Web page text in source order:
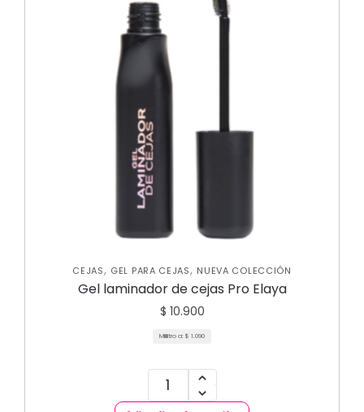
CEJAS, GEL PARA CEJAS, NUEVA COLECCIÓN
Gel laminador de cejas Pro Elaya
$ 10.900
Mililitro a: $ 1.090